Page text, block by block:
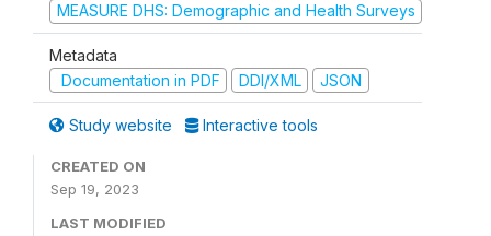
MEASURE DHS: Demographic and Health Surveys
Metadata
Documentation in PDF
DDI/XML JSON
Study website Interactive tools
CREATED ON
Sep 19, 2023
LAST MODIFIED